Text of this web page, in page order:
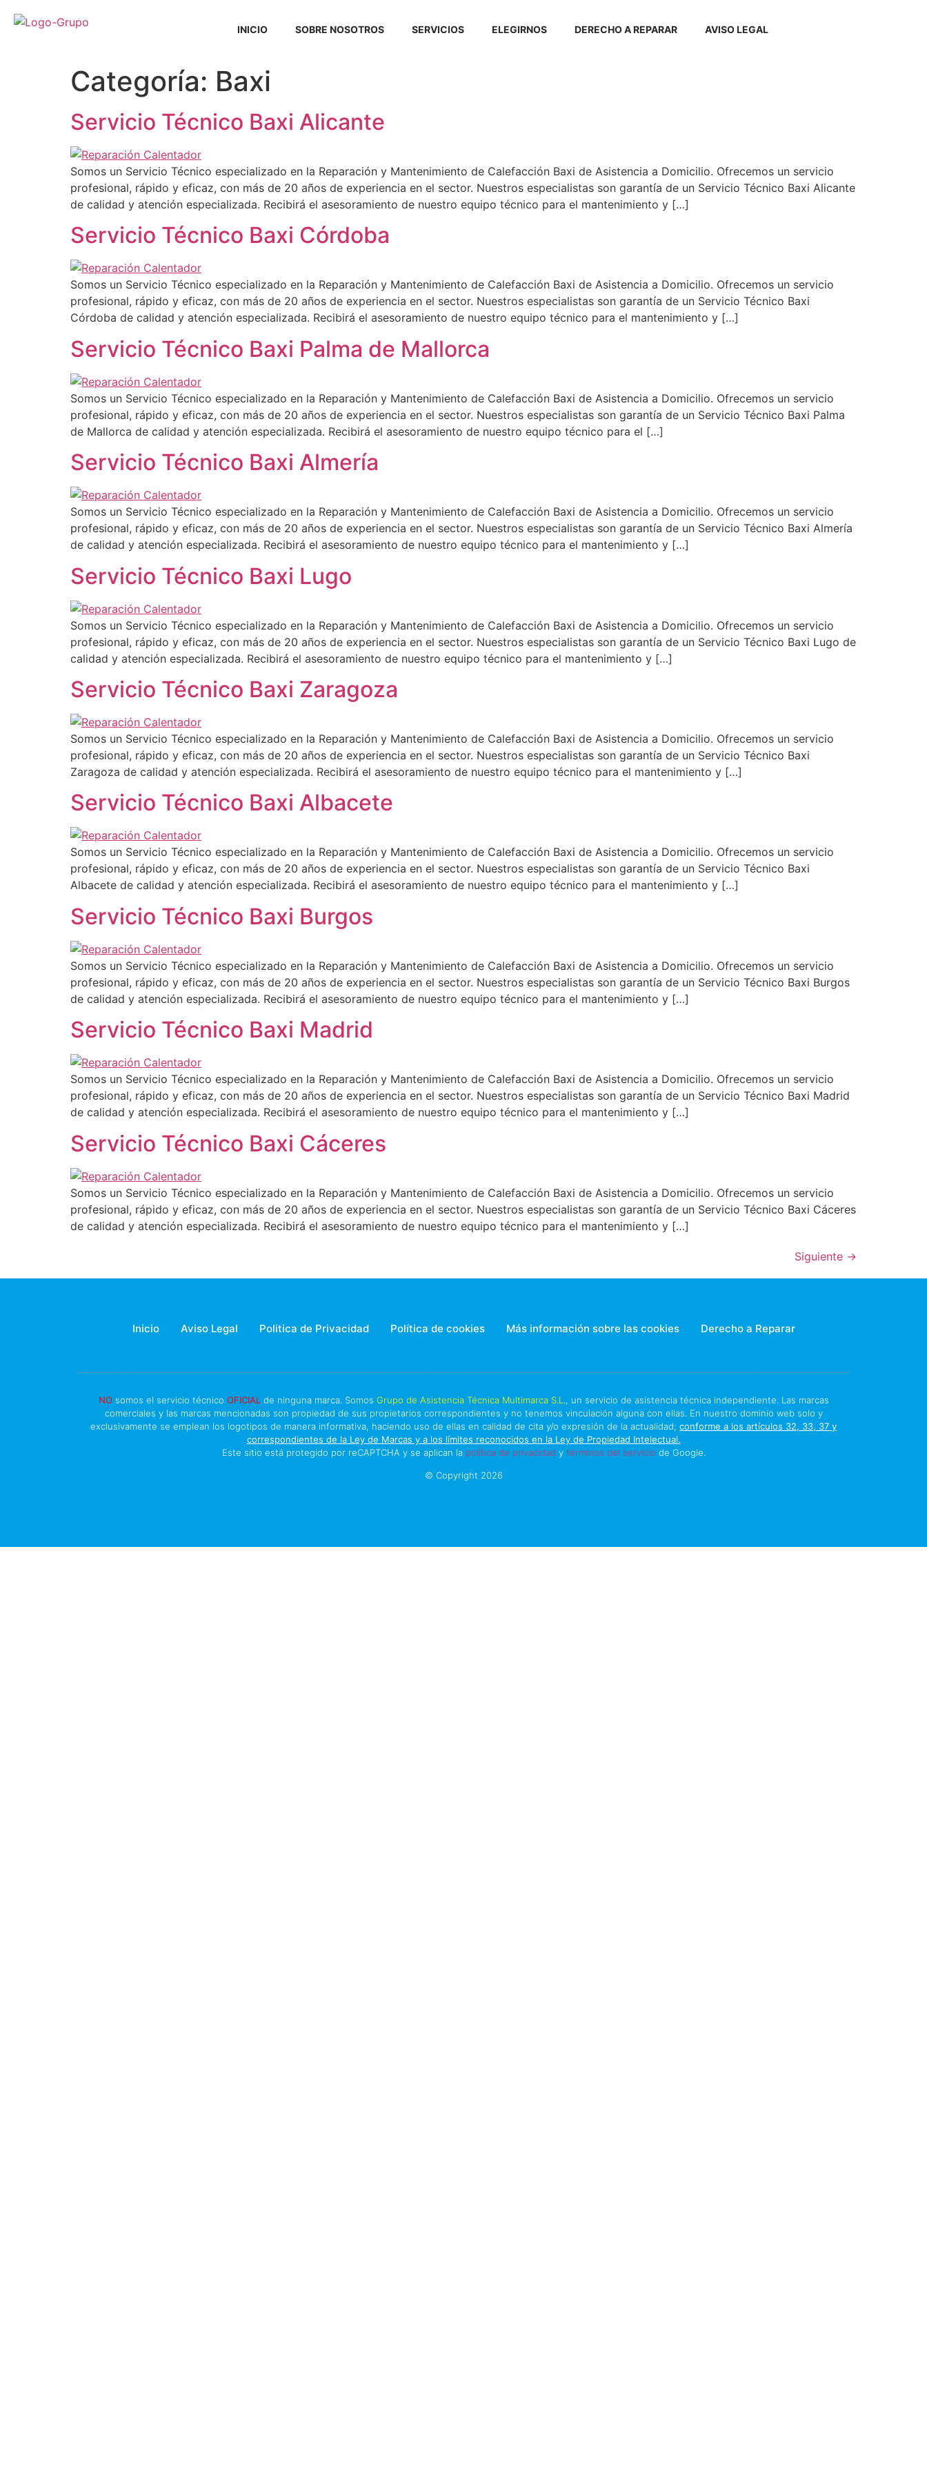
INICIO SOBRE NOSOTROS SERVICIOS ELEGIRNOS DERECHO A REPARAR AVISO LEGAL
Categoría: Baxi
Servicio Técnico Baxi Alicante
Somos un Servicio Técnico especializado en la Reparación y Mantenimiento de Calefacción Baxi de Asistencia a Domicilio. Ofrecemos un servicio
profesional, rápido y eficaz, con más de 20 años de experiencia en el sector. Nuestros especialistas son garantía de un Servicio Técnico Baxi Alicante
de calidad y atención especializada. Recibirá el asesoramiento de nuestro equipo técnico para el mantenimiento y […]
Servicio Técnico Baxi Córdoba
Somos un Servicio Técnico especializado en la Reparación y Mantenimiento de Calefacción Baxi de Asistencia a Domicilio. Ofrecemos un servicio
profesional, rápido y eficaz, con más de 20 años de experiencia en el sector. Nuestros especialistas son garantía de un Servicio Técnico Baxi
Córdoba de calidad y atención especializada. Recibirá el asesoramiento de nuestro equipo técnico para el mantenimiento y […]
Servicio Técnico Baxi Palma de Mallorca
Somos un Servicio Técnico especializado en la Reparación y Mantenimiento de Calefacción Baxi de Asistencia a Domicilio. Ofrecemos un servicio
profesional, rápido y eficaz, con más de 20 años de experiencia en el sector. Nuestros especialistas son garantía de un Servicio Técnico Baxi Palma
de Mallorca de calidad y atención especializada. Recibirá el asesoramiento de nuestro equipo técnico para el […]
Servicio Técnico Baxi Almería
Somos un Servicio Técnico especializado en la Reparación y Mantenimiento de Calefacción Baxi de Asistencia a Domicilio. Ofrecemos un servicio
profesional, rápido y eficaz, con más de 20 años de experiencia en el sector. Nuestros especialistas son garantía de un Servicio Técnico Baxi Almería
de calidad y atención especializada. Recibirá el asesoramiento de nuestro equipo técnico para el mantenimiento y […]
Servicio Técnico Baxi Lugo
Somos un Servicio Técnico especializado en la Reparación y Mantenimiento de Calefacción Baxi de Asistencia a Domicilio. Ofrecemos un servicio
profesional, rápido y eficaz, con más de 20 años de experiencia en el sector. Nuestros especialistas son garantía de un Servicio Técnico Baxi Lugo de
calidad y atención especializada. Recibirá el asesoramiento de nuestro equipo técnico para el mantenimiento y […]
Servicio Técnico Baxi Zaragoza
Somos un Servicio Técnico especializado en la Reparación y Mantenimiento de Calefacción Baxi de Asistencia a Domicilio. Ofrecemos un servicio
profesional, rápido y eficaz, con más de 20 años de experiencia en el sector. Nuestros especialistas son garantía de un Servicio Técnico Baxi
Zaragoza de calidad y atención especializada. Recibirá el asesoramiento de nuestro equipo técnico para el mantenimiento y […]
Servicio Técnico Baxi Albacete
Somos un Servicio Técnico especializado en la Reparación y Mantenimiento de Calefacción Baxi de Asistencia a Domicilio. Ofrecemos un servicio
profesional, rápido y eficaz, con más de 20 años de experiencia en el sector. Nuestros especialistas son garantía de un Servicio Técnico Baxi
Albacete de calidad y atención especializada. Recibirá el asesoramiento de nuestro equipo técnico para el mantenimiento y […]
Servicio Técnico Baxi Burgos
Somos un Servicio Técnico especializado en la Reparación y Mantenimiento de Calefacción Baxi de Asistencia a Domicilio. Ofrecemos un servicio
profesional, rápido y eficaz, con más de 20 años de experiencia en el sector. Nuestros especialistas son garantía de un Servicio Técnico Baxi Burgos
de calidad y atención especializada. Recibirá el asesoramiento de nuestro equipo técnico para el mantenimiento y […]
Servicio Técnico Baxi Madrid
Somos un Servicio Técnico especializado en la Reparación y Mantenimiento de Calefacción Baxi de Asistencia a Domicilio. Ofrecemos un servicio
profesional, rápido y eficaz, con más de 20 años de experiencia en el sector. Nuestros especialistas son garantía de un Servicio Técnico Baxi Madrid
de calidad y atención especializada. Recibirá el asesoramiento de nuestro equipo técnico para el mantenimiento y […]
Servicio Técnico Baxi Cáceres
Somos un Servicio Técnico especializado en la Reparación y Mantenimiento de Calefacción Baxi de Asistencia a Domicilio. Ofrecemos un servicio
profesional, rápido y eficaz, con más de 20 años de experiencia en el sector. Nuestros especialistas son garantía de un Servicio Técnico Baxi Cáceres
de calidad y atención especializada. Recibirá el asesoramiento de nuestro equipo técnico para el mantenimiento y […]
Siguiente →
Inicio Aviso Legal Politica de Privacidad Política de cookies Más información sobre las cookies Derecho a Reparar
NO somos el servicio técnico OFICIAL de ninguna marca. Somos Grupo de Asistencia Técnica Multimarca S.L ., un servicio de asistencia técnica independiente. Las marcas
comerciales y las marcas mencionadas son propiedad de sus propietarios correspondientes y no tenemos vinculación alguna con ellas. En nuestro dominio web solo y
exclusivamente se emplean los logotipos de manera informativa, haciendo uso de ellas en calidad de cita y/o expresión de la actualidad; conforme a los artículos 32, 33, 37 y
correspondientes de la Ley de Marcas y a los límites reconocidos en la Ley de Propiedad Intelectual.
Este sitio está protegido por reCAPTCHA y se aplican la política de privacidad y términos del servicio de Google.
© Copyright 2026